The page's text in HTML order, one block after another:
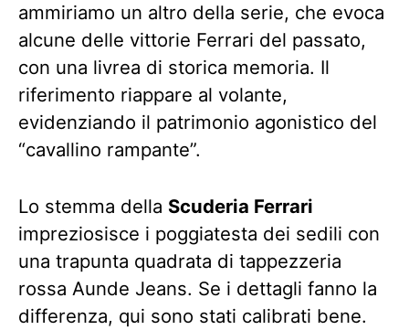
ammiriamo un altro della serie, che evoca
alcune delle vittorie Ferrari del passato,
con una livrea di storica memoria. Il
riferimento riappare al volante,
evidenziando il patrimonio agonistico del
“cavallino rampante”.
Lo stemma della Scuderia Ferrari
impreziosisce i poggiatesta dei sedili con
una trapunta quadrata di tappezzeria
rossa Aunde Jeans. Se i dettagli fanno la
differenza, qui sono stati calibrati bene.